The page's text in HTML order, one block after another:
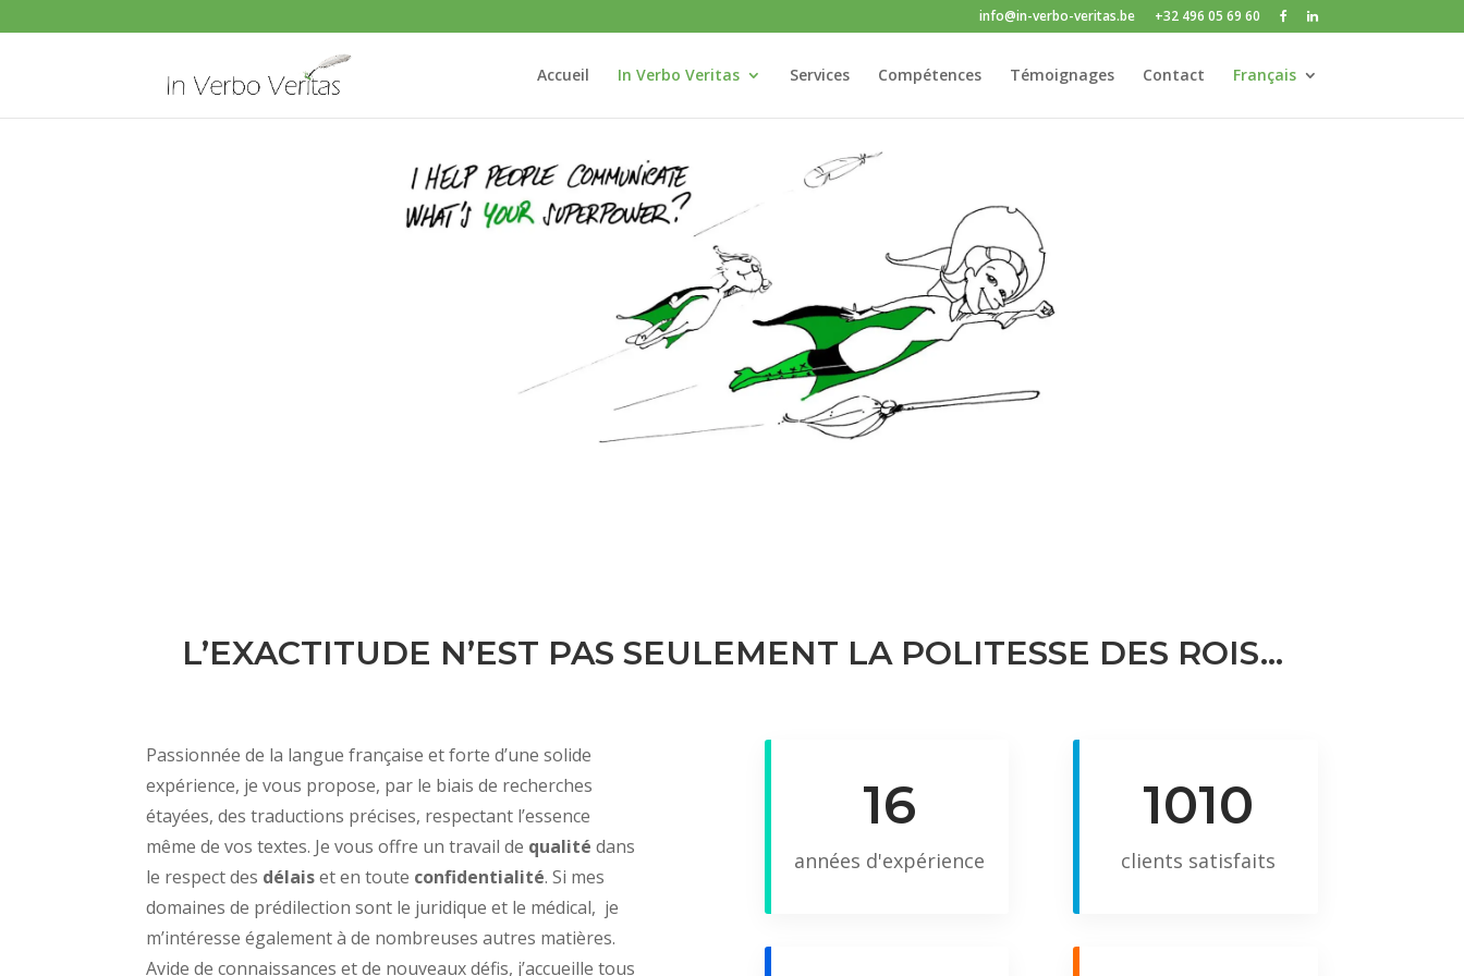
info@in-verbo-veritas.be +32 496 05 69 60
Accueil In Verbo Veritas Services Compétences Témoignages Contact Français
L’EXACTITUDE N’EST PAS SEULEMENT LA POLITESSE DES ROIS…
Passionnée de la langue française et forte d’une solide
expérience, je vous propose, par le biais de recherches
étayées, des traductions précises, respectant l’essence
même de vos textes. Je vous offre un travail de qualité dans
le respect des délaiset en toute confidentialité. Si mes
domaines de prédilection sont le juridique et le médical, je
m’intéresse également à de nombreuses autres matières.
Avide de connaissances et de nouveaux défis, j’accueille tous
16
années d'expérience
1010
clients satisfaits